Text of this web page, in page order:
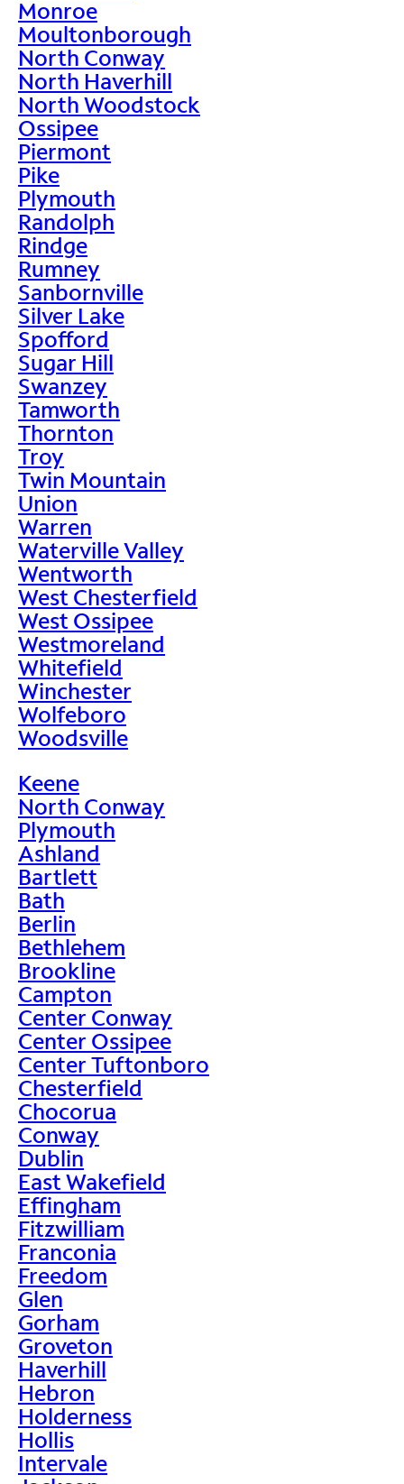
Monroe
Moultonborough
North Conway
North Haverhill
North Woodstock
Ossipee
Piermont
Pike
Plymouth
Randolph
Rindge
Rumney
Sanbornville
Silver Lake
Spofford
Sugar Hill
Swanzey
Tamworth
Thornton
Troy
Twin Mountain
Union
Warren
Waterville Valley
Wentworth
West Chesterfield
West Ossipee
Westmoreland
Whitefield
Winchester
Wolfeboro
Woodsville
Keene
North Conway
Plymouth
Ashland
Bartlett
Bath
Berlin
Bethlehem
Brookline
Campton
Center Conway
Center Ossipee
Center Tuftonboro
Chesterfield
Chocorua
Conway
Dublin
East Wakefield
Effingham
Fitzwilliam
Franconia
Freedom
Glen
Gorham
Groveton
Haverhill
Hebron
Holderness
Hollis
Intervale